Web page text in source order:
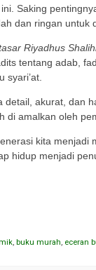
Saking
dan ringan untuk
Riyadhus
tentang adab,
akurat, dan
amalkan oleh
kita menjadi
hidup menjadi
,buku murah, eceran